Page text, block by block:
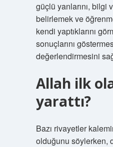
güçlü yanlarını, bilgi
belirlemek ve
kendi yaptıklarını
sonuçlarını
değerlendirmesini
Allah ilk
yarattı?
Bazı rivayetler
olduğunu söylerken,